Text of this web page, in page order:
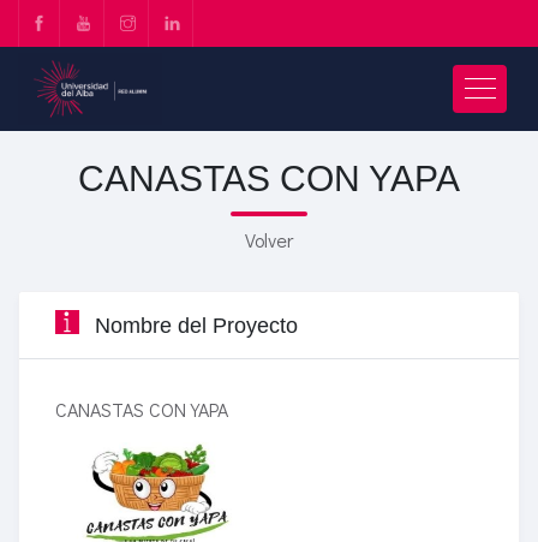
CANASTAS CON YAPA
Volver
Nombre del Proyecto
CANASTAS CON YAPA